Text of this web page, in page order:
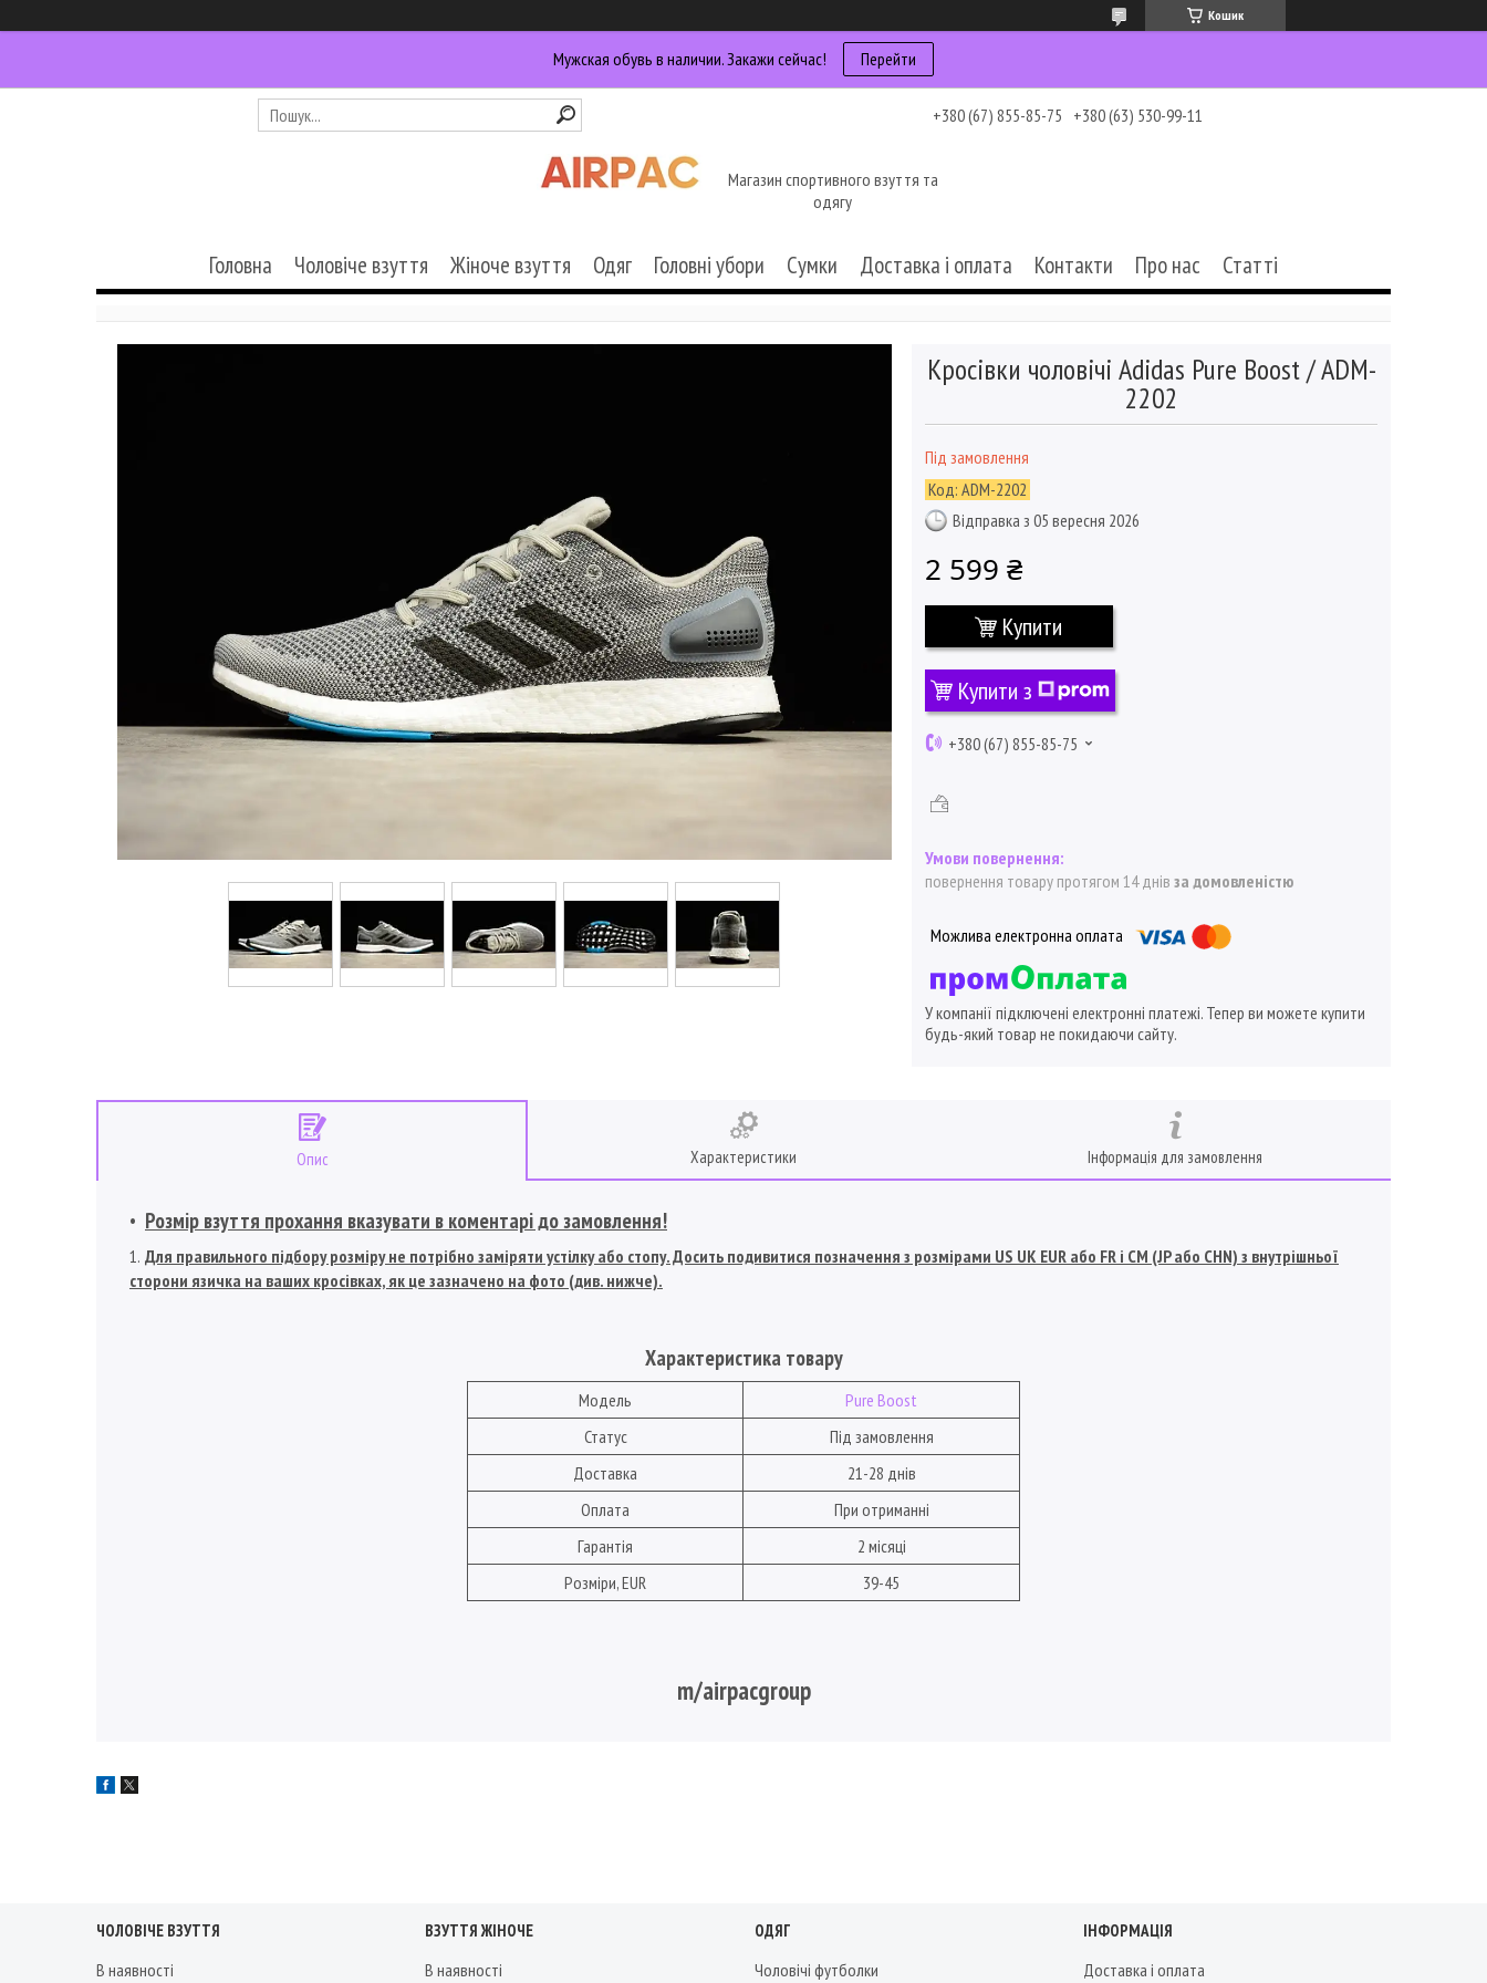
Кошик
Мужская обувь в наличии. Закажи сейчас! Перейти
+380 (67) 855-85-75 +380 (63) 530-99-11
Магазин спортивного взуття та
одягу
Головна Чоловіче взуття Жіноче взуття Одяг Головні убори Сумки Доставка і оплата Контакти Про нас Статті
Кросівки чоловічі Adidas Pure Boost / ADM-
2202
Під замовлення
Код: ADM-2202
Відправка з 05 вересня 2026
2 599 ₴
Купити
Купити з
+380 (67) 855-85-75
повернення товару протягом 14 днів за домовленістю
У компанії підключені електронні платежі. Тепер ви можете купити
будь-який товар не покидаючи сайту.
Опис Характеристики Інформація для замовлення
Розмір взуття прохання вказувати в коментарі до замовлення!
Для правильного підбору розміру не потрібно заміряти устілку або стопу. Досить подивитися позначення з розмірами US UK EUR або FR і СМ (JP або CHN) з внутрішньої
сторони язичка на ваших кросівках, як це зазначено на фото (див. нижче).
Характеристика товару
Модель
Pure Boost
Статус
Під замовлення
Доставка
21-28 днів
Оплата
При отриманні
Гарантія
2 місяці
Розміри, EUR
39-45
m/airpacgroup
ЧОЛОВІЧЕ ВЗУТТЯ
В наявності
ВЗУТТЯ ЖІНОЧЕ
В наявності
ОДЯГ
Чоловічі футболки
ІНФОРМАЦІЯ
Доставка і оплата